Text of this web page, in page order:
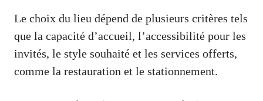
Le choix du lieu dépend de plusieurs critères tels
que la capacité d’accueil, l’accessibilité pour les
invités, le style souhaité et les services offerts,
comme la restauration et le stationnement.